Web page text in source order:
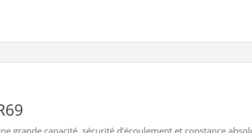
grande capacité, sécurité d’écoulement et constance